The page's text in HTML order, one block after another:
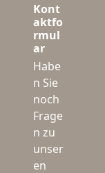
Kont
aktfo
rmul
ar
Habe
n Sie
noch
Frage
n zu
unser
en